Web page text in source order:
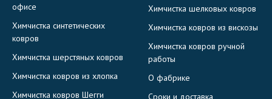
офисе
Химчистка синтетических
ковров
Химчистка шерстяных ковров
Химчистка ковров из хлопка
Химчистка ковров Шегги
Химчистка шелковых ковров
Химчистка ковров из вискозы
Химчистка ковров ручной
работы
О фабрике
Сроки и доставка